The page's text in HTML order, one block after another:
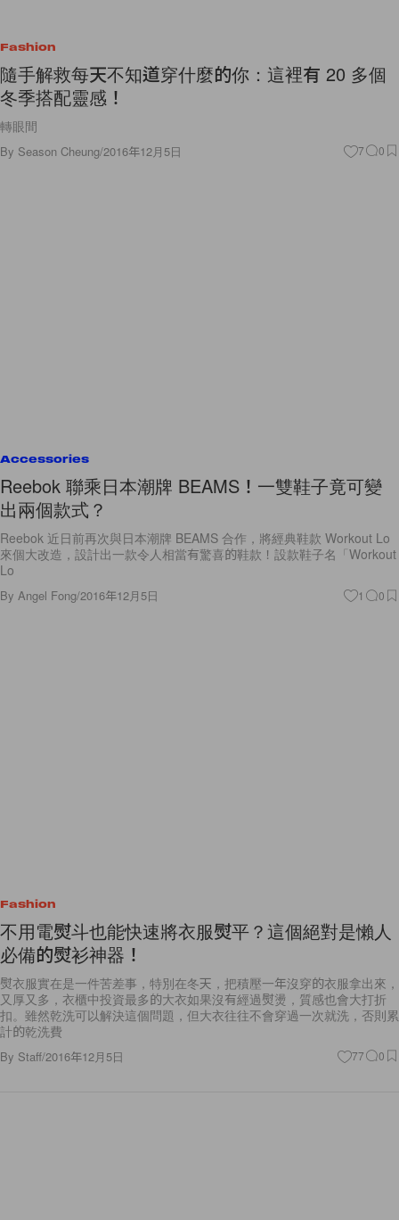
Fashion
隨手解救每天不知道穿什麼的你：這裡有 20 多個
冬季搭配靈感！
轉眼間
By Season Cheung/2016年12月5日 7 0
Accessories
Reebok 聯乘日本潮牌 BEAMS！一雙鞋子竟可變
出兩個款式？
Reebok 近日前再次與日本潮牌 BEAMS 合作，將經典鞋款 Workout Lo
來個大改造，設計出一款令人相當有驚喜的鞋款！設款鞋子名「Workout
Lo
By Angel Fong/2016年12月5日 1 0
Fashion
不用電熨斗也能快速將衣服熨平？這個絕對是懶人
必備的熨衫神器！
熨衣服實在是一件苦差事，特別在冬天，把積壓一年沒穿的衣服拿出來，
又厚又多，衣櫃中投資最多的大衣如果沒有經過熨燙，質感也會大打折
扣。雖然乾洗可以解決這個問題，但大衣往往不會穿過一次就洗，否則累
計的乾洗費
By Staff/2016年12月5日 77 0